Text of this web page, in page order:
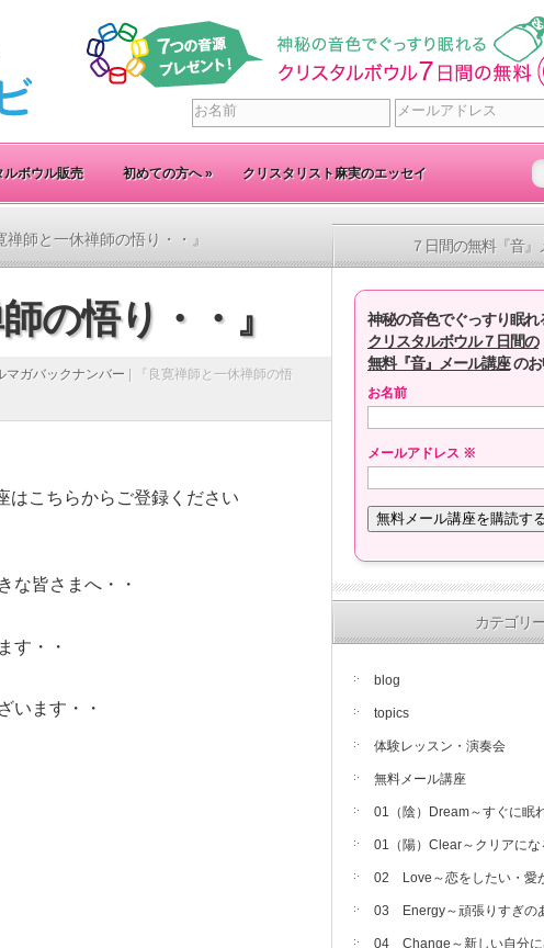
ルボウル販売 初めての方へ» クリスタリスト麻実のエッセイ
禅師と一休禅師の悟り・・』
の悟り・・』
マガバックナンバー
『良寛禅師と一休禅師の悟
はこちらからご登録ください
な皆さまへ・・
す・・
います・・
７日間の無料『音
神秘の音色でぐっすり眠れ
クリスタルボウル７日間の
無料『音』メール講座のお
お名前
メールアドレス ※
カテゴリ
blog
topics
体験レッスン・演奏会
無料メール講座
01（陰）Dream～すぐに眠
01（陽）Clear～クリアにな
02 Love～恋をしたい・愛
03 Energy～頑張りすぎの
04 Change～新しい自分に